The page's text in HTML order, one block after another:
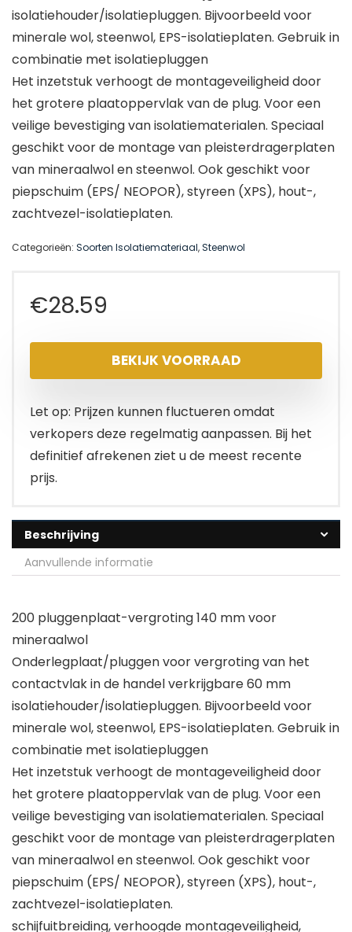
isolatiehouder/isolatiepluggen. Bijvoorbeeld voor
minerale wol, steenwol, EPS-isolatieplaten. Gebruik in
combinatie met isolatiepluggen
Het inzetstuk verhoogt de montageveiligheid door
het grotere plaatoppervlak van de plug. Voor een
veilige bevestiging van isolatiematerialen. Speciaal
geschikt voor de montage van pleisterdragerplaten
van mineraalwol en steenwol. Ook geschikt voor
piepschuim (EPS/ NEOPOR), styreen (XPS), hout-,
zachtvezel-isolatieplaten.
Categorieën: Soorten Isolatiemateriaal,Steenwol
€28.59
BEKIJK VOORRAAD
Let op: Prijzen kunnen fluctueren omdat
verkopers deze regelmatig aanpassen. Bij het
definitief afrekenen ziet u de meest recente
prijs.
Beschrijving
Aanvullende informatie
200 pluggenplaat-vergroting 140 mm voor
mineraalwol
Onderlegplaat/pluggen voor vergroting van het
contactvlak in de handel verkrijgbare 60 mm
isolatiehouder/isolatiepluggen. Bijvoorbeeld voor
minerale wol, steenwol, EPS-isolatieplaten. Gebruik in
combinatie met isolatiepluggen
Het inzetstuk verhoogt de montageveiligheid door
het grotere plaatoppervlak van de plug. Voor een
veilige bevestiging van isolatiematerialen. Speciaal
geschikt voor de montage van pleisterdragerplaten
van mineraalwol en steenwol. Ook geschikt voor
piepschuim (EPS/ NEOPOR), styreen (XPS), hout-,
zachtvezel-isolatieplaten.
schijfuitbreiding, verhoogde montageveiligheid,